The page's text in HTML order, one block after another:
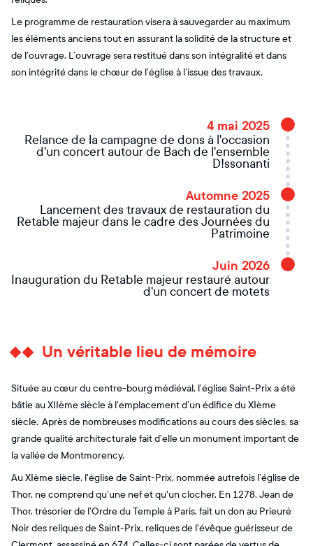
Le programme de restauration visera à sauvegarder au maximum
les éléments anciens tout en assurant la solidité de la structure et
de l’ouvrage. L’ouvrage sera restitué dans son intégralité et dans
son intégrité dans le chœur de l’église à l’issue des travaux.
4 mai 2025
Relance de la campagne de dons à l'occasion
d'un concert autour de Bach de l'ensemble
D!ssonanti
Automne 2025
Lancement des travaux de restauration du
Retable majeur dans le cadre des Journées du
Patrimoine
Juin 2026
Inauguration du Retable majeur restauré autour
d'un concert de motets
Un véritable lieu de mémoire
Située au cœur du centre-bourg médiéval, l’église Saint-Prix a été
bâtie au XIIème siècle à l’emplacement d’un édifice du XIème
siècle. Après de nombreuses modifications au cours des siècles, sa
grande qualité architecturale fait d’elle un monument important de
la vallée de Montmorency.
Au XIème siècle, l'église de Saint-Prix, nommée autrefois l’église de
Thor, ne comprend qu’une nef et qu'un clocher. En 1278, Jean de
Thor, trésorier de l’Ordre du Temple à Paris, fait un don au Prieuré
Noir des reliques de Saint-Prix, reliques de l'évêque guérisseur de